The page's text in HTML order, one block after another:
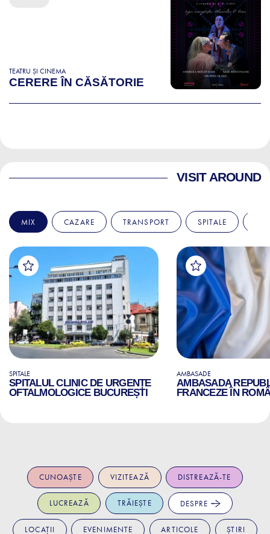
TEATRU ȘI CINEMA
CERERE ÎN CĂSĂTORIE
VISIT AROUND
MIX CAZARE TRANSPORT SPITALE
SPITALE
SPITALUL CLINIC DE URGENȚE
OFTALMOLOGICE BUCUREȘTI
AMBASADE
AMBASADA
FRANCEZE ÎN
CUNOAȘTE VIZITEAZĂ DISTREAZĂ-TE
LUCREAZĂ TRĂIEȘTE DESPRE
LOCAȚII EVENIMENTE ARTICOLE ȘTIRI